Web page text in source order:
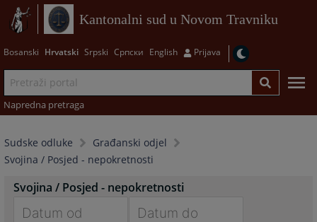
Kantonalni sud u Novom Travniku
Bosanski Hrvatski Srpski Српски English Prijava
Napredna pretraga
Sudske odluke
Građanski odjel
Svojina / Posjed - nepokretnosti
Svojina / Posjed - nepokretnosti